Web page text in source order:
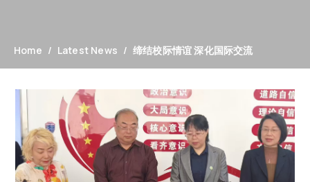
Home Latest News 缔结校际情谊 深化国际交流